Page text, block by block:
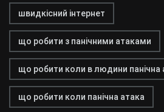
швидкісний інтернет
що робити з панічними атаками
що робити коли в людини панічна
що робити коли панічна атака